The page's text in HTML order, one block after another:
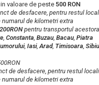
valoare de peste 500 RON
de desfacere, pentru restul
de kilometri extra
200RON pentru transportul
, Constanta, Buzau, Bacau, Piatra
, Iasi,Arad, Timisoara, Sibiu
de desfacere, pentru restul
de kilometri extra